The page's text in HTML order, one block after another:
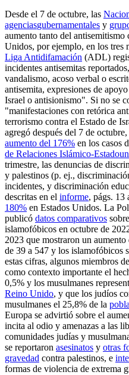
Desde el 7 de octubre, las
agenciasgubernamentales y
aumento tanto del
Unidos, por ejemplo, en los tres
Liga Antidifamación (ADL)
incidentes antisemitas
vandalismo, acoso verbal o
antisemita, expresiones de
Israel o antisionismo". Si no se
"manifestaciones con retórica
terrorismo contra el Estado de
agregó después del 7 de
aumento del 176% en los casos
de Relaciones Islámico-
trimestre, las denuncias de
y palestinos (p. ej.,
incidentes, y discriminación
descritas en el informe, págs. 13
180% en Estados Unidos. La
publicó datos comparativos
islamofóbicos en octubre de
2023 que mostraron un
de 39 a 547 y los islamofóbicos
estas cifras, algunos miembros
como contexto importante el
0,5% y los musulmanes
Reino Unido, y que los judíos
musulmanes el 25,8% de la
Europa se advirtió sobre el
incita al odio y amenazas a las
comunidades judías y
se reportaron asesinatos y otras
gravedad contra palestinos, e
formas de violencia de extrema